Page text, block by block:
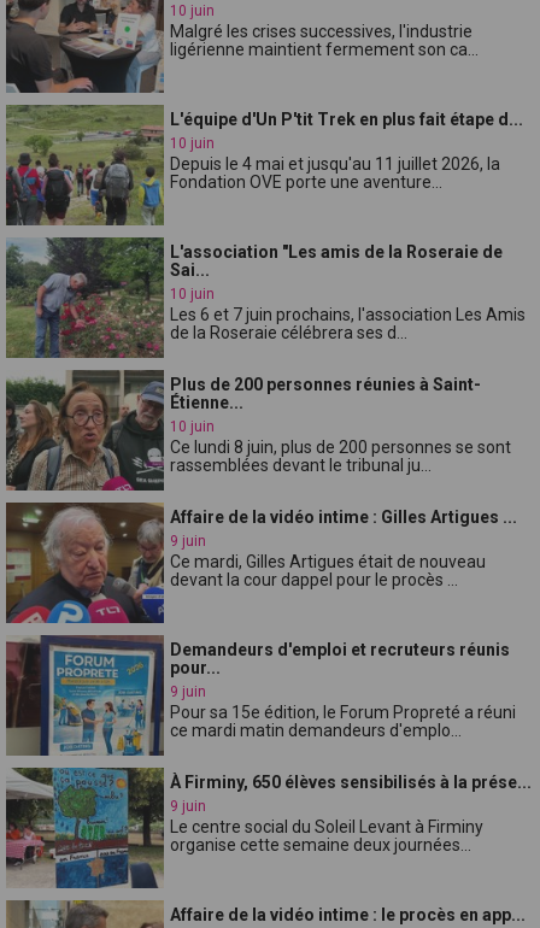
10 juin
Malgré les crises successives, l'industrie
ligérienne maintient fermement son ca...
L'équipe d'Un P'tit Trek en plus fait étape d...
10 juin
Depuis le 4 mai et jusqu'au 11 juillet 2026, la
Fondation OVE porte une aventure...
L'association "Les amis de la Roseraie de
Sai...
10 juin
Les 6 et 7 juin prochains, l'association Les Amis
de la Roseraie célébrera ses d...
Plus de 200 personnes réunies à Saint-
Étienne...
10 juin
Ce lundi 8 juin, plus de 200 personnes se sont
rassemblées devant le tribunal ju...
Affaire de la vidéo intime : Gilles Artigues ...
9 juin
Ce mardi, Gilles Artigues était de nouveau
devant la cour dappel pour le procès ...
Demandeurs d'emploi et recruteurs réunis
pour...
9 juin
Pour sa 15e édition, le Forum Propreté a réuni
ce mardi matin demandeurs d'emplo...
À Firminy, 650 élèves sensibilisés à la prése...
9 juin
Le centre social du Soleil Levant à Firminy
organise cette semaine deux journées...
Affaire de la vidéo intime : le procès en app...